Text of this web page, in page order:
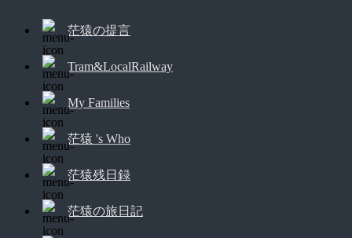
茫猿の提言
Tram&LocalRailway
My Families
茫猿 's Who
茫猿残日録
茫猿の旅日記